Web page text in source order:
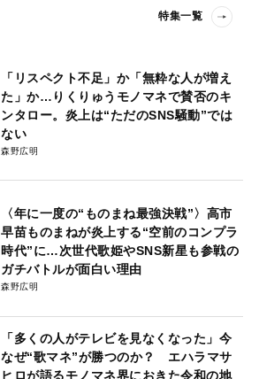
特集一覧
「リスペクト不足」か「無粋な人が増え
た」か…りくりゅうモノマネで賛否のキ
ンタロー。炎上は“ただのSNS騒動”では
ない
森野広明
〈年に一度の“ものまね最強決戦”〉高市
早苗ものまねが炎上する“空前のコンプラ
時代”に…次世代歌姫やSNS新星も参戦の
ガチバトルが面白い理由
森野広明
「多くの人がテレビを見なくなった」今
なぜ“歌マネ”が勝つのか？ エハラマサ
ヒロが語るモノマネ界におきた令和の地